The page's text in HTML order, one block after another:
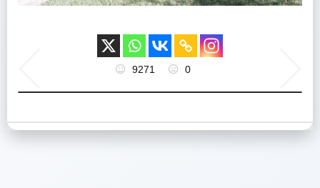
9271 0